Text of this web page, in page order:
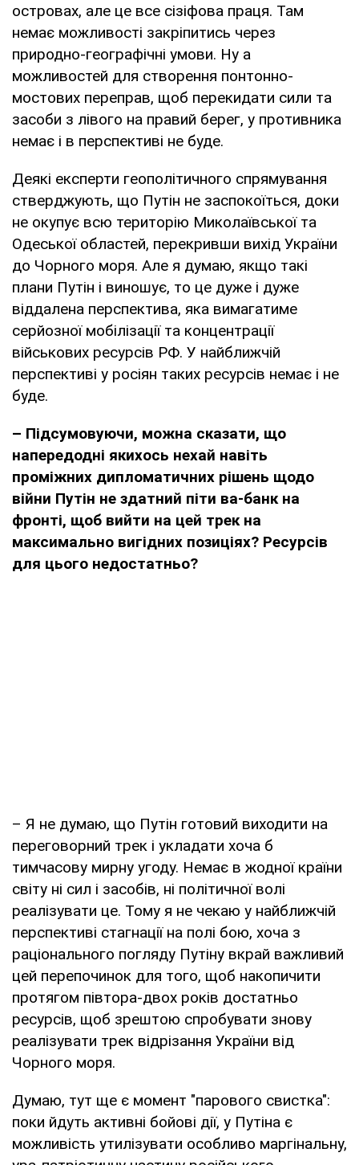
островах, але це все сізіфова праця. Там
немає можливості закріпитись через
природно-географічні умови. Ну а
можливостей для створення понтонно-
мостових переправ, щоб перекидати сили та
засоби з лівого на правий берег, у противника
немає і в перспективі не буде.
Деякі експерти геополітичного спрямування
стверджують, що Путін не заспокоїться, доки
не окупує всю територію Миколаївської та
Одеської областей, перекривши вихід України
до Чорного моря. Але я думаю, якщо такі
плани Путін і виношує, то це дуже і дуже
віддалена перспектива, яка вимагатиме
серйозної мобілізації та концентрації
військових ресурсів РФ. У найближчій
перспективі у росіян таких ресурсів немає і не
буде.
– Підсумовуючи, можна сказати, що
напередодні якихось нехай навіть
проміжних дипломатичних рішень щодо
війни Путін не здатний піти ва-банк на
фронті, щоб вийти на цей трек на
максимально вигідних позиціях? Ресурсів
для цього недостатньо?
– Я не думаю, що Путін готовий виходити на
переговорний трек і укладати хоча б
тимчасову мирну угоду. Немає в жодної країни
світу ні сил і засобів, ні політичної волі
реалізувати це. Тому я не чекаю у найближчій
перспективі стагнації на полі бою, хоча з
раціонального погляду Путіну вкрай важливий
цей перепочинок для того, щоб накопичити
протягом півтора-двох років достатньо
ресурсів, щоб зрештою спробувати знову
реалізувати трек відрізання України від
Чорного моря.
Думаю, тут ще є момент "парового свистка":
поки йдуть активні бойові дії, у Путіна є
можливість утилізувати особливо маргінальну,